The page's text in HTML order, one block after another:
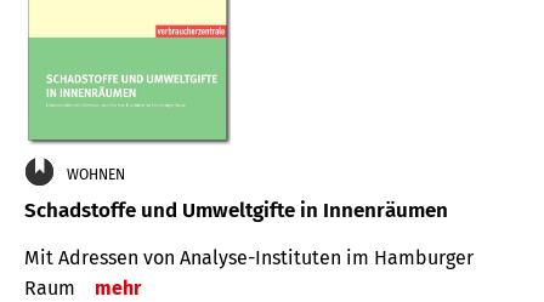
WOHNEN
Schadstoffe und Umweltgifte in Innenräumen
Mit Adressen von Analyse-Insti­tuten im Hamburger
Raum
mehr